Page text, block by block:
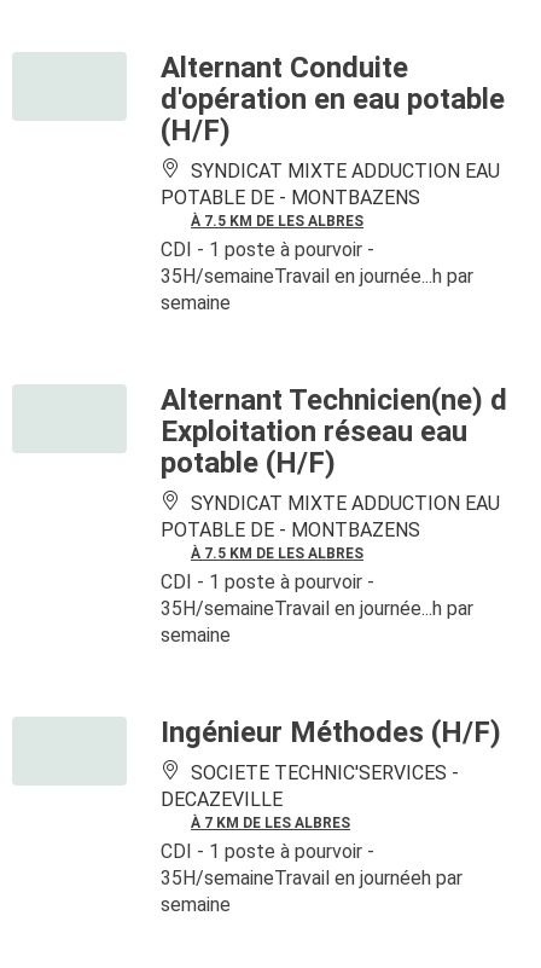
Alternant Conduite
d'opération en eau potable
(H/F)
SYNDICAT MIXTE ADDUCTION EAU
POTABLE DE - MONTBAZENS
À 7.5 KM DE LES ALBRES
CDI - 1 poste à pourvoir -
35H/semaineTravail en journée...h par
semaine
Alternant Technicien(ne) d
Exploitation réseau eau
potable (H/F)
SYNDICAT MIXTE ADDUCTION EAU
POTABLE DE - MONTBAZENS
À 7.5 KM DE LES ALBRES
CDI - 1 poste à pourvoir -
35H/semaineTravail en journée...h par
semaine
Ingénieur Méthodes (H/F)
SOCIETE TECHNIC'SERVICES -
DECAZEVILLE
À 7 KM DE LES ALBRES
CDI - 1 poste à pourvoir -
35H/semaineTravail en journéeh par
semaine